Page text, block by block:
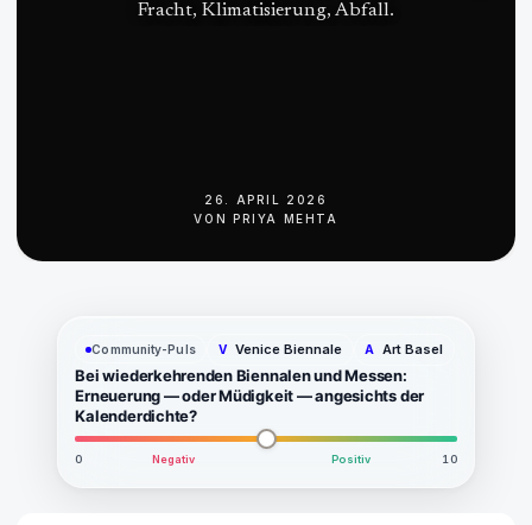
Fracht, Klimatisierung, Abfall.
26. APRIL 2026
VON PRIYA MEHTA
Community-Puls V Venice Biennale A Art Basel
Bei wiederkehrenden Biennalen und Messen:
Erneuerung — oder Müdigkeit — angesichts der
Kalenderdichte?
0 Negativ Positiv 10